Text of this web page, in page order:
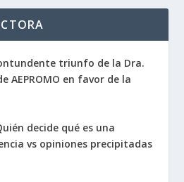
triunfo de la Dra.
AEPROMO en favor de la
decide qué es una
vs opiniones precipitadas